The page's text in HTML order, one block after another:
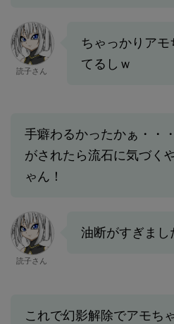
読子さん
ちゃっかりアモ
てるしｗ
手癖わるかったかぁ・・
がされたら流石に気づく
ゃん！
読子さん
油断がすぎまし
これで幻影解除でアモち